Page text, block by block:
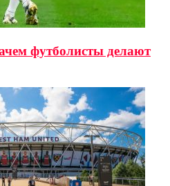
футболисты делают